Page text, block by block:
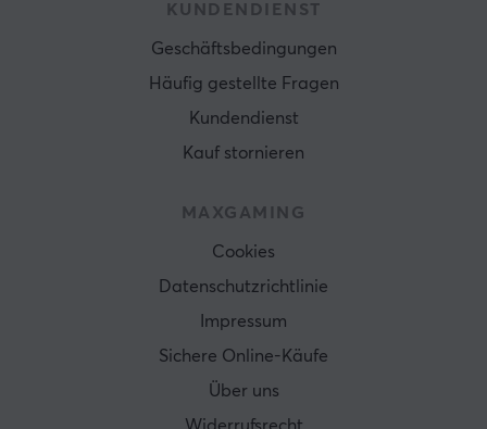
KUNDENDIENST
Geschäftsbedingungen
Häufig gestellte Fragen
Kundendienst
Kauf stornieren
MAXGAMING
Cookies
Datenschutzrichtlinie
Impressum
Sichere Online-Käufe
Über uns